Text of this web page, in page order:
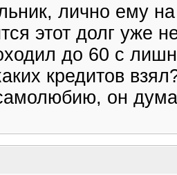
лично ему
этот долг уже
до 60 с
кредитов
он